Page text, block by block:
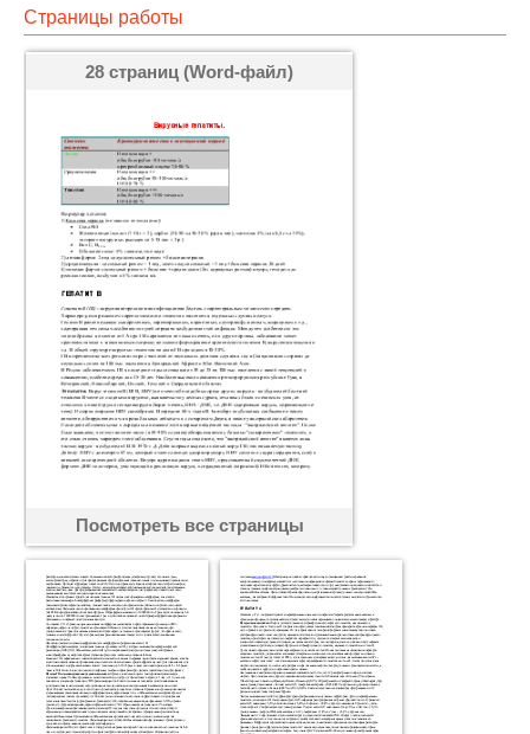
Страницы работы
28 страниц (Word-файл)
Посмотреть все страницы